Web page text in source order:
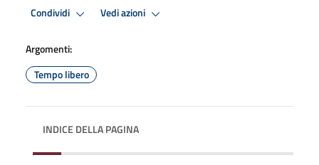
Condividi Vedi azioni
Argomenti:
Tempo libero
INDICE DELLA PAGINA